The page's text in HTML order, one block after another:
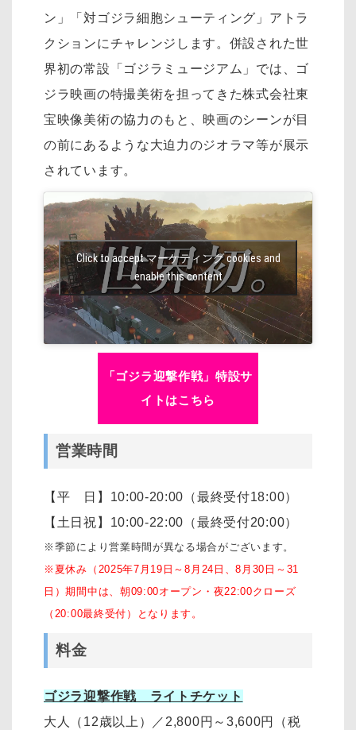
ン」「対ゴジラ細胞シューティング」アトラ
クションにチャレンジします。併設された世
界初の常設「ゴジラミュージアム」では、ゴ
ジラ映画の特撮美術を担ってきた株式会社東
宝映像美術の協力のもと、映画のシーンが目
の前にあるような大迫力のジオラマ等が展示
されています。
Click to accept マーケティング cookies and
enable this content
「ゴジラ迎撃作戦」特設サ
イトはこちら
営業時間
【平 日】10:00-20:00（最終受付18:00）
【土日祝】10:00-22:00（最終受付20:00）
※季節により営業時間が異なる場合がございます。
※夏休み（2025年7月19日～8月24日、8月30日～31
日）期間中は、朝09:00オープン・夜22:00クローズ
（20:00最終受付）となります。
料金
ゴジラ迎撃作戦 ライトチケット
大人（12歳以上）
／ 2,800円～3,600円
（税